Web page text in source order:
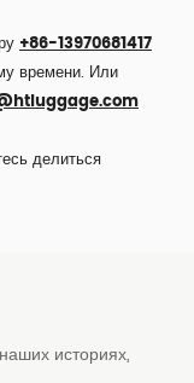
+86-13970681417
времени. Или
делиться
историях,